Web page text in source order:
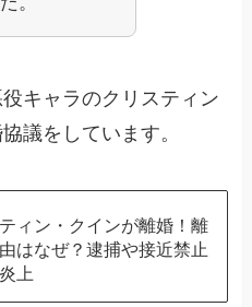
キャラのクリスティン
議をしています。
ィン・クインが離婚！離
はなぜ？逮捕や接近禁止
上